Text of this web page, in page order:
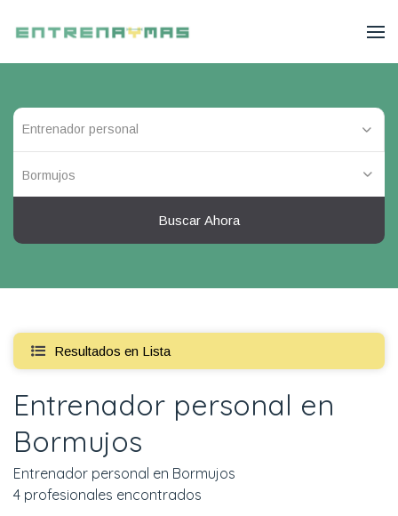
Bormujos
Buscar Ahora
Resultados en Lista
Entrenador personal en
Bormujos
Entrenador personal en Bormujos
4 profesionales encontrados